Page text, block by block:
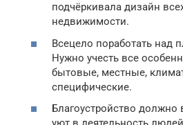
подчёркивала дизайн
недвижимости.
Всецело поработать над
Нужно учесть все
бытовые, местные,
специфические.
Благоустройство должно